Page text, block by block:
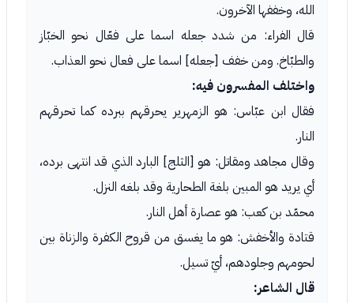
الله، وخففها الآخرون.
قال الفراء: من شدد جعله اسما على فعّال نحو الخبّاز
والطبّاخ. ومن خفف [جعله] اسما على فعال نحو العذاب.
واختلف المفسرون فيه:
فقال ابن عبّاس: هو الزمهرير يحرقهم ببرده كما تحرقهم
النار.
وقال مجاهد ومقاتل: هو [الثلج] البارد الذي قد انتهى برده،
أي يريد هو المبين بلغة الطحارية وقد بلغه النزل.
محمّد بن كعب: هو عصارة أهل النار.
قتادة والأخفش: هو ما يغسق من قروح الكفرة والزناة بين
لحومهم وجلودهم، أيّ تسيل.
قال الشاعر: